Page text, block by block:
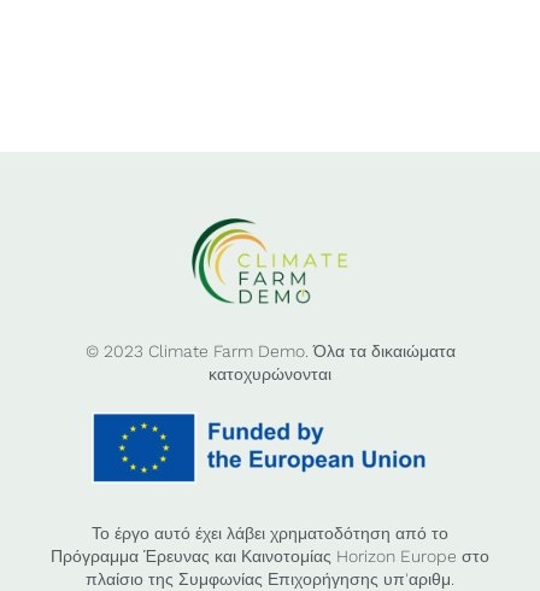
© 2023 Climate Farm Demo. Όλα τα δικαιώματα
κατοχυρώνονται
Το έργο αυτό έχει λάβει χρηματοδότηση από το
Πρόγραμμα Έρευνας και Καινοτομίας Horizon Europe στο
πλαίσιο της Συμφωνίας Επιχορήγησης υπ'αριθμ.